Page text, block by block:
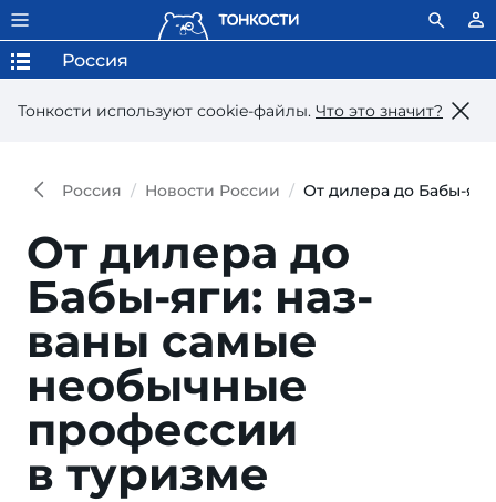
Тонкости используют сookie-файлы. Что это значит?
Россия
Россия Новости России От дилера до Бабы-
От дилера до
Бабы-яги: наз­
ваны са­мые
необыч­ные
профес­сии
в туризме